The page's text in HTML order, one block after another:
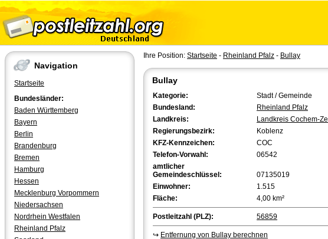
Navigation
Startseite
Bundesländer:
Baden Württemberg
Bayern
Berlin
Brandenburg
Bremen
Hamburg
Hessen
Mecklenburg Vorpommern
Niedersachsen
Nordrhein Westfalen
Rheinland Pfalz
Ihre Position: Startseite - Rheinland Pfalz - Bullay
Bullay
Kategorie:
Stadt / Gemeinde
Bundesland:
Rheinland Pfalz
Landkreis:
Landkreis Cochem-Zell
Regierungsbezirk:
Koblenz
KFZ-Kennzeichen:
COC
Telefon-Vorwahl:
06542
amtlicher
Gemeindeschlüssel:
07135019
Einwohner:
1.515
Fläche:
4,00 km²
Postleitzahl (PLZ): 56859
↪ Entfernung von Bullay berechnen